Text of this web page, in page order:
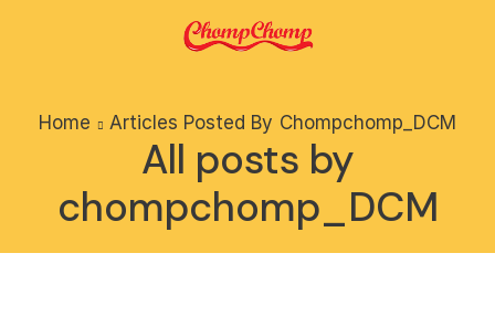
Home Articles Posted By Chompchomp_DCM
All posts by
chompchomp_DCM